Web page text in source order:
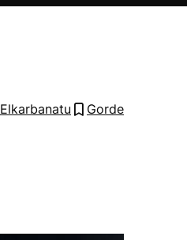
Elkarbanatu Gorde